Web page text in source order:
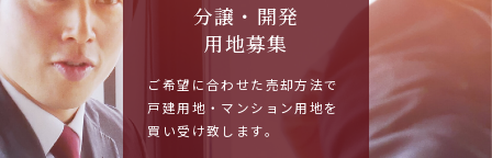
分譲・開発
用地募集
ご希望に合わせた売却方法で
戸建用地・マンション用地を
買い受け致します。